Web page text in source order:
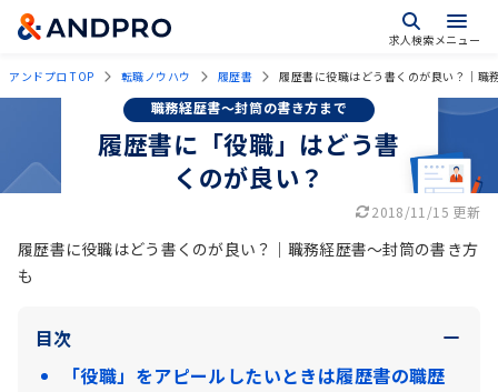
求人検索メニュー
アンドプロ TOP 転職ノウハウ 履歴書 履歴書に役職はどう書くのが良い？｜職
職務経歴書～封筒の書き方まで
履歴書に「役職」はどう書
くのが良い？
2018/11/15 更新
履歴書に役職はどう書くのが良い？｜職務経歴書～封筒の書き方
も
目次
「役職」をアピールしたいときは履歴書の職歴